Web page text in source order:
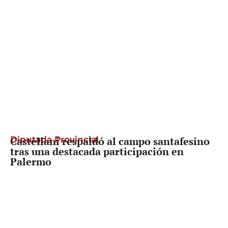
Diputada Provincial
Castellani respaldó al campo santafesino
tras una destacada participación en
Palermo